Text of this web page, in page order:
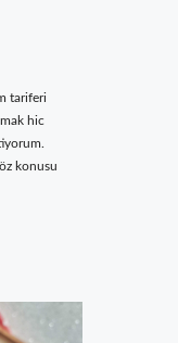
tariferi
hic
konusu